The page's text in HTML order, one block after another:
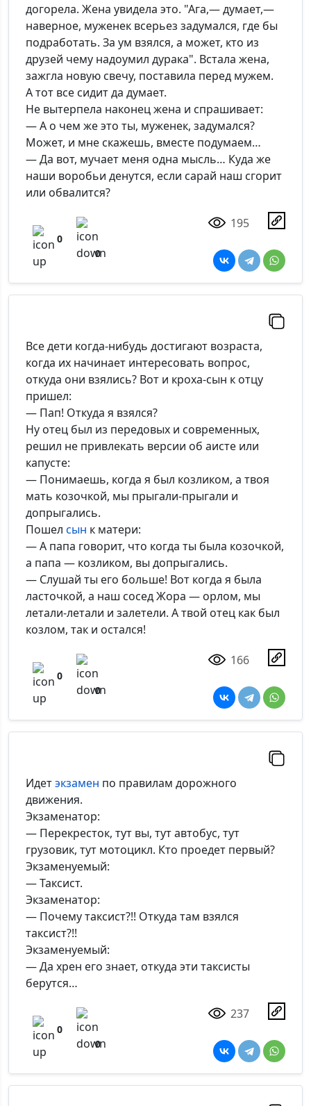
догорела. Жена увидела это. "Ага,— думает,—
наверное, муженек всерьез задумался, где бы
подработать. За ум взялся, а может, кто из
друзей чему надоумил дурака". Встала жена,
зажгла новую свечу, поставила перед мужем.
А тот все сидит да думает.
Не вытерпела наконец жена и спрашивает:
— А о чем же это ты, муженек, задумался?
Может, и мне скажешь, вместе подумаем…
— Да вот, мучает меня одна мысль… Куда же
наши воробьи денутся, если сарай наш сгорит
или обвалится?
0
0
195
Все дети когда-нибудь достигают возраста,
когда их начинает интересовать вопрос,
откуда они взялись? Вот и кроха-сын к отцу
пришел:
— Пап! Откуда я взялся?
Ну отец был из передовых и современных,
решил не привлекать версии об аисте или
капусте:
— Понимаешь, когда я был козликом, а твоя
мать козочкой, мы прыгали-прыгали и
допрыгались.
Пошел сын к матери:
— А папа говорит, что когда ты была козочкой,
а папа — козликом, вы допрыгались.
— Слушай ты его больше! Вот когда я была
ласточкой, а наш сосед Жора — орлом, мы
летали-летали и залетели. А твой отец как был
козлом, так и остался!
0
0
166
Идетэкзамен по правилам дорожного
движения.
Экзаменатор:
— Перекресток, тут вы, тут автобус, тут
грузовик, тут мотоцикл. Кто проедет первый?
Экзаменуемый:
— Таксист.
Экзаменатор:
— Почему таксист?!! Откуда там взялся
таксист?!!
Экзаменуемый:
— Да хрен его знает, откуда эти таксисты
берутся…
0
0
237